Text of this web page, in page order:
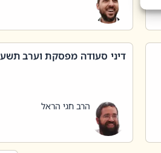
דיני סעודה מפסקת וערב
הרב חגי הראל